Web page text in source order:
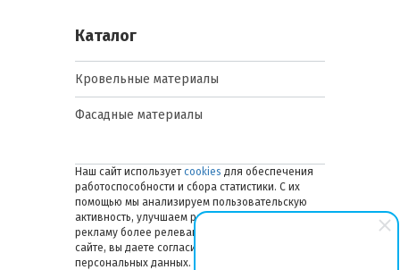
Каталог
Кровельные материалы
Фасадные материалы
Наш сайт использует cookies для обеспечения
работоспособности и сбора статистики. С их
помощью мы анализируем пользовательскую
активность, улучшаем работу сайта и делаем
рекламу более релевантной. Оставаясь на
сайте, вы даете согласие на обработку ваших
персональных данных. Вы можете отключить